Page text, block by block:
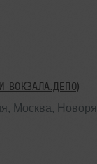
ВОКЗАЛА.ДЕПО)
, Москва,